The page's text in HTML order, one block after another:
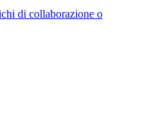
di collaborazione o